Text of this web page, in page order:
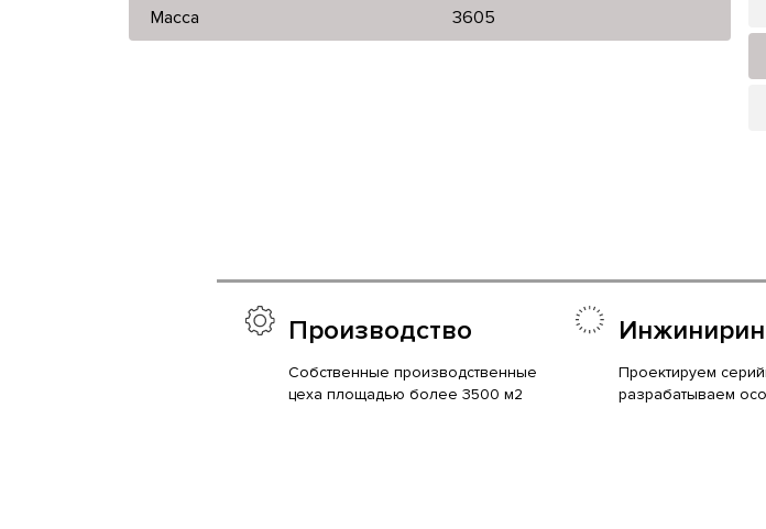
Масса 3605
Производство
Собственные производственные
цеха площадью более 3500 м2
Проектируем
разрабатываем